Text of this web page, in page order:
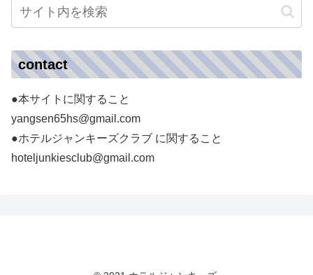
contact
●本サイトに関すること
yangsen65hs@gmail.com
●ホテルジャンキーズクラブ に関すること
hoteljunkiesclub@gmail.com